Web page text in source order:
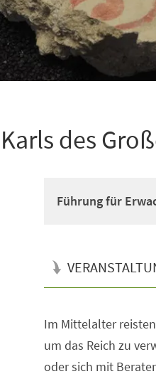
des
Führung für
Im Mittelalter
um das Reich zu
oder sich mit